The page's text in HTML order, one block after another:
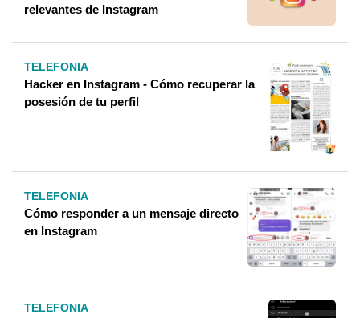
relevantes de Instagram
TELEFONIA
Hacker en Instagram - Cómo recuperar la
posesión de tu perfil
TELEFONIA
Cómo responder a un mensaje directo
en Instagram
TELEFONIA